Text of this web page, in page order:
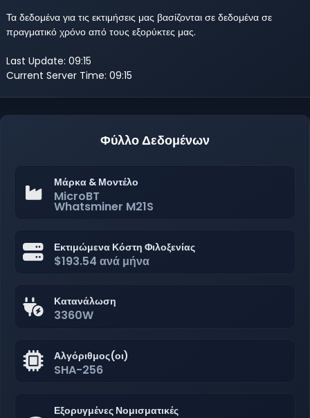
Τα δεδομένα για τις εκτιμήσεις μας βασίζονται σε δεδομένα σε
πραγματικό χρόνο από τους εξορύκτες μας.
Last Update: 09:15
Current Server Time: 09:15
Φύλλο Δεδομένων
Μάρκα & Μοντέλο
MicroBT
Whatsminer M21S
Εκτιμώμενα Κόστη Φιλοξενίας
$193.54 ανά μήνα
Κατανάλωση
3360W
Αλγόριθμος(οι)
SHA-256
Εξορυγμένες Νομισματικές